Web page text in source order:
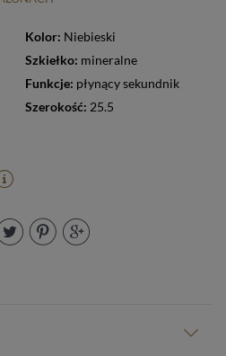
Kolor: Niebieski
Szkiełko: mineralne
Funkcje: płynący sekundnik
Szerokość: 25.5